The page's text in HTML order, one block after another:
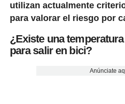
utilizan actualmente
para valorar el riesgo por
¿Existe una
para salir en bici?
Anúnciate